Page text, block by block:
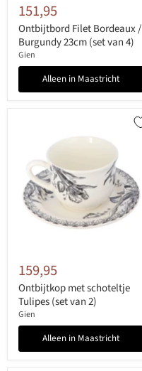
151,95
Ontbijtbord Filet Bordeaux /
Burgundy 23cm (set van 4)
Gien
Alleen in Maastricht
159,95
Ontbijtkop met schoteltje
Tulipes (set van 2)
Gien
Alleen in Maastricht